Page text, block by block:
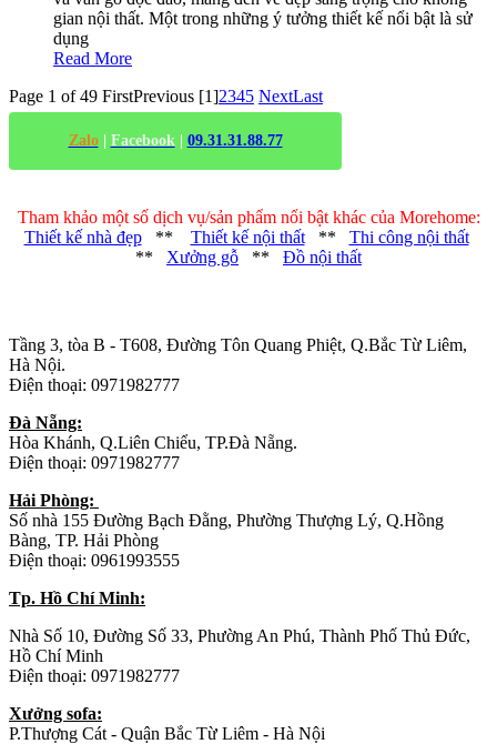
gian nội thất. Một trong những ý tưởng thiết kế nổi bật là sử
dụng
Read More
Page 1 of 49 FirstPrevious [1]2345 NextLast
Zalo| Facebook | 09.31.31.88.77
Tham khảo một số dịch vụ/sản phẩm nổi bật khác của Morehome:
Thiết kế nhà đẹp** Thiết kế nội thất** Thi công nội thất
** Xưởng gỗ ** Đồ nội thất
Tầng 3, tòa B - T608, Đường Tôn Quang Phiệt, Q.Bắc Từ Liêm,
Hà Nội.
Điện thoại: 0971982777
Đà Nẵng:
Hòa Khánh, Q.Liên Chiểu, TP.Đà Nẵng.
Điện thoại: 0971982777
Hải Phòng:
Số nhà 155 Đường Bạch Đằng, Phường Thượng Lý, Q.Hồng
Bàng, TP. Hải Phòng
Điện thoại: 0961993555
Tp. Hồ Chí Minh:
Nhà Số 10, Đường Số 33, Phường An Phú, Thành Phố Thủ Đức,
Hồ Chí Minh
Điện thoại: 0971982777
Xưởng sofa:
P.Thượng Cát - Quận Bắc Từ Liêm - Hà Nội